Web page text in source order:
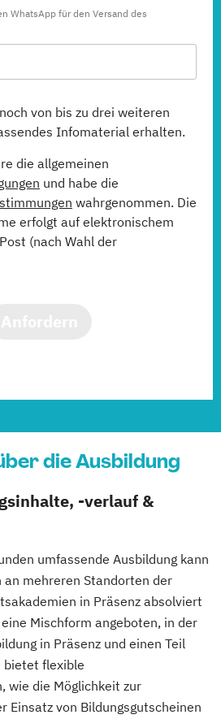
WhatsApp für den Versand des
von bis zu drei weiteren
Infomaterial erhalten.
die allgemeinen
und habe die
wahrgenommen. Die
erfolgt auf elektronischem
(nach Wahl der
die Ausbildung
-verlauf &
umfassende Ausbildung kann
an mehreren Standorten der
in Präsenz absolviert
Mischform angeboten, in der
in Präsenz und einen Teil
bietet flexible
wie die Möglichkeit zur
Einsatz von Bildungsgutscheinen